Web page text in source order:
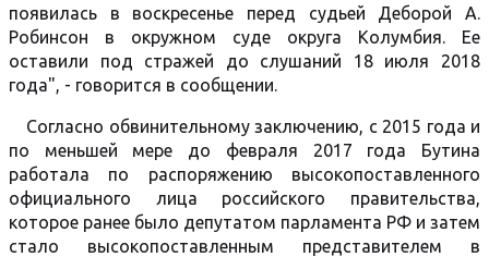
появилась в воскресенье перед судьей Деборой А.
Робинсон в окружном суде округа Колумбия. Ее
оставили под стражей до слушаний 18 июля 2018
года", - говорится в сообщении.
Согласно обвинительному заключению, с 2015 года и
по меньшей мере до февраля 2017 года Бутина
работала по распоряжению высокопоставленного
официального лица российского правительства,
которое ранее было депутатом парламента РФ и затем
стало высокопоставленным представителем в